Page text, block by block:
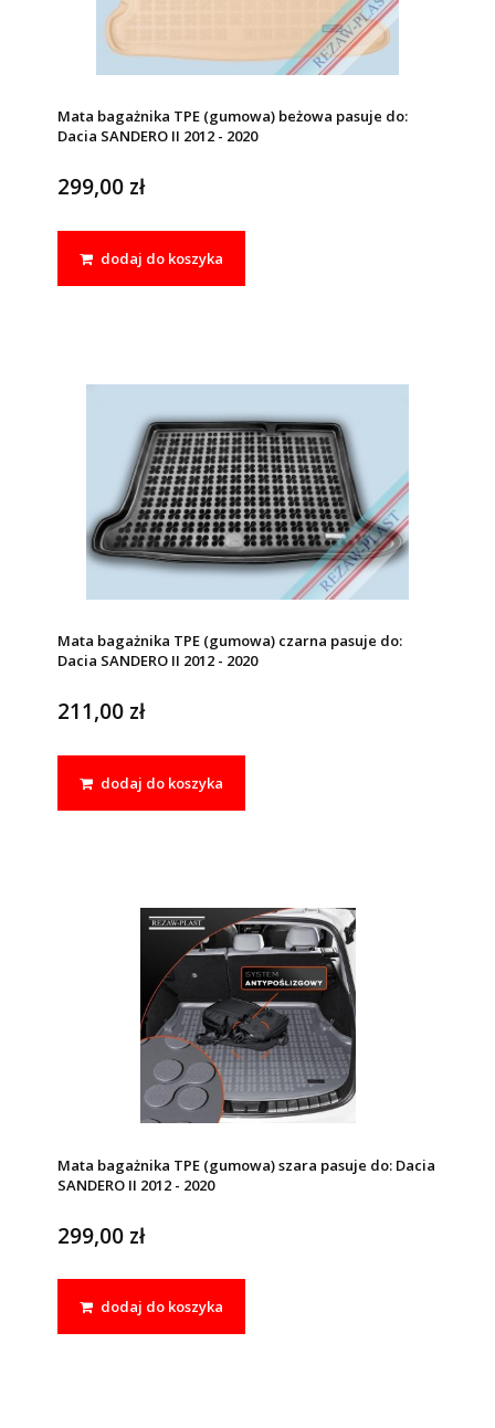
Mata bagażnika TPE (gumowa) beżowa pasuje do:
Dacia SANDERO II 2012 - 2020
299,00 zł
dodaj do koszyka
Mata bagażnika TPE (gumowa) czarna pasuje do:
Dacia SANDERO II 2012 - 2020
211,00 zł
dodaj do koszyka
Mata bagażnika TPE (gumowa) szara pasuje do: Dacia
SANDERO II 2012 - 2020
299,00 zł
dodaj do koszyka